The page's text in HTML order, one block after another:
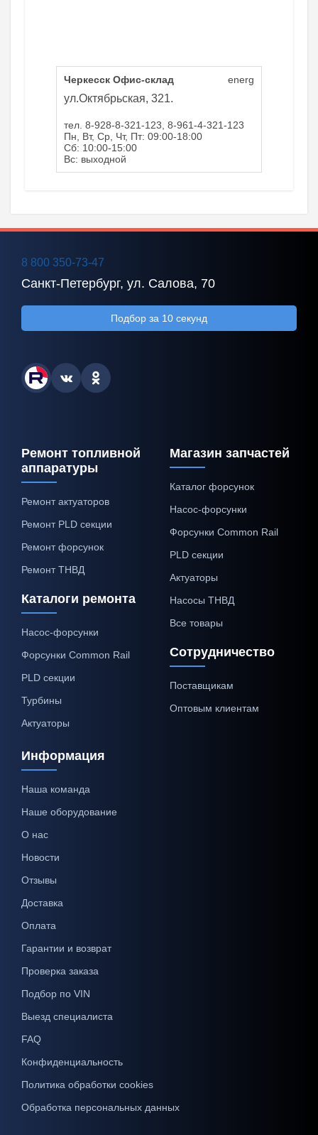
energ
Черкесск Офис-склад
ул.Октябрьская, 321.
тел. 8-928-8-321-123, 8-961-4-321-123
Пн, Вт, Ср, Чт, Пт: 09:00-18:00
Сб: 10:00-15:00
Вс: выходной
8 800 350-73-47
Санкт-Петербург, ул. Салова, 70
Подбор за 10 секунд
Ремонт топливной
аппаратуры
Ремонт актуаторов
Ремонт PLD секции
Ремонт форсунок
Ремонт ТНВД
Каталоги ремонта
Насос-форсунки
Форсунки Common Rail
PLD секции
Турбины
Актуаторы
Магазин запчастей
Каталог форсунок
Насос-форсунки
Форсунки Common Rail
PLD секции
Актуаторы
Насосы ТНВД
Все товары
Сотрудничество
Поставщикам
Оптовым клиентам
Информация
Наша команда
Наше оборудование
О нас
Новости
Отзывы
Доставка
Оплата
Гарантии и возврат
Проверка заказа
Подбор по VIN
Выезд специалиста
FAQ
Конфиденциальность
Политика обработки cookies
Обработка персональных данных